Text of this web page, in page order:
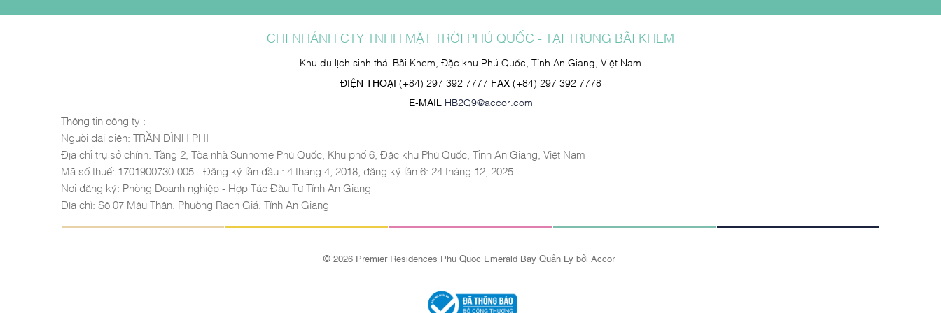
CHI NHÁNH CTY TNHH MẶT TRỜI PHÚ QUỐC - TẠI TRUNG BÃI KHEM
Khu du lịch sinh thái Bãi Khem, Đặc khu Phú Quốc, Tỉnh An Giang, Việt Nam
ĐIỆN THOẠI (+84) 297 392 7777 FAX (+84) 297 392 7778
E-MAIL HB2Q9@accor.com
Thông tin công ty :
Người đại diện: TRẦN ĐÌNH PHI
Địa chỉ trụ sở chính: Tầng 2, Tòa nhà Sunhome Phú Quốc, Khu phố 6, Đặc khu Phú Quốc, Tỉnh An Giang, Việt Nam
Mã số thuế: 1701900730-005 - Đăng ký lần đầu : 4 tháng 4, 2018, đăng ký lần 6: 24 tháng 12, 2025
Nơi đăng ký: Phòng Doanh nghiệp - Hợp Tác Đầu Tư Tỉnh An Giang
Địa chỉ: Số 07 Mậu Thân, Phường Rạch Giá, Tỉnh An Giang
© 2026 Premier Residences Phu Quoc Emerald Bay Quản Lý bởi Accor